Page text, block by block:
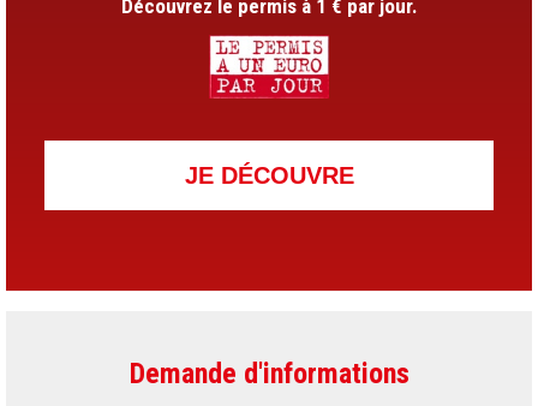
Découvrez le permis à 1 € par jour.
JE DÉCOUVRE
Demande d'informations